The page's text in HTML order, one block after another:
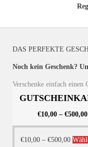
DAS PERFEKTE
Noch kein Geschenk?
Verschenke einfach einen
€10,00– €500,00
€10,00 – €500,00